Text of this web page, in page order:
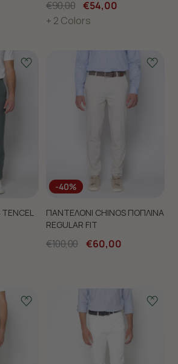
€90,00 €54,00
+ 2 Colors
-40%
ΠΑΝΤΕΛΟΝΙ CHINOS ΠΟΠΛΙΝΑ
REGULAR FIT
€100,00 €60,00